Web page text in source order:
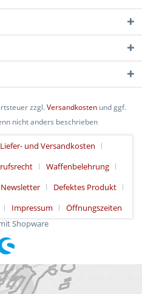
zzgl.Versandkosten und ggf.
nicht anders beschrieben
Liefer- und Versandkosten
Waffenbelehrung
Newsletter
Defektes Produkt
Impressum
Öffnungszeiten
Shopware